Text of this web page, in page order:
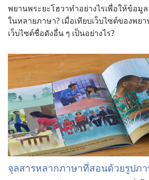
พยานพระยะโฮวาทำอย่างไรเพื่อให้ข้อมู
ในหลายภาษา? เมื่อเทียบเว็บไซต์ของพย
เว็บไซต์ชื่อดังอื่น ๆ เป็นอย่างไร?
จุลสารหลากภาษาที่สอนด้วยรูปภ